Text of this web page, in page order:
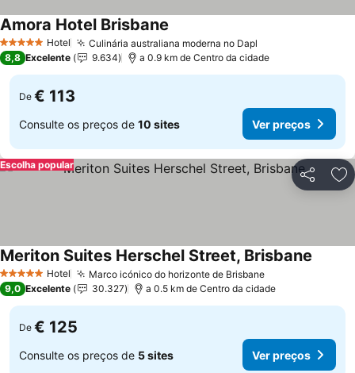
5 Estrelas Hotel Culinária australiana moderna no Dapl
Amora Hotel Brisbane
8,8 Excelente 9.634 a 0.9 km de Centro da cidade
De € 113
Consulte os preços de 10 sites Ver preços
Partilhar
Escolha popular
5 Estrelas Hotel Marco icónico do horizonte de BrisbaneVer preços
Meriton Suites Herschel Street, Brisbane
9,0 Excelente 30.327 a 0.5 km de Centro da cidade
De € 125
Consulte os preços de 5 sites Ver preços